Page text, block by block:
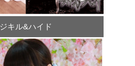
ジキル&ハイド